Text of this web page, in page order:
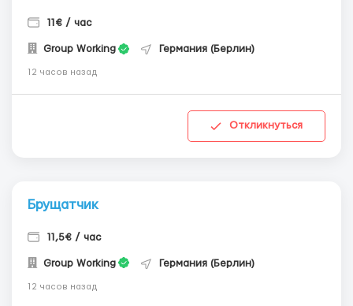
11€ / час
Group Working Германия (Берлин)
12 часов назад
Откликнуться
Брущатчик
11,5€ / час
Group Working Германия (Берлин)
12 часов назад